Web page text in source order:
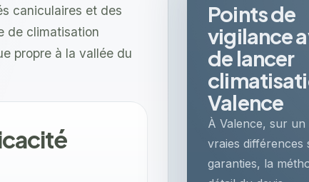
caniculaires et des
de climatisation
propre à la vallée du
Points de
vigilance
de lancer
Valence
À Valence, sur un
vraies différences
garanties, la